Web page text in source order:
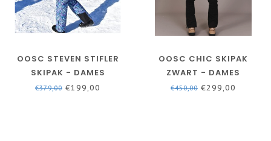
OOSC STEVEN STIFLER
SKIPAK - DAMES
€379,00 €199,00
OOSC CHIC SKIPAK
ZWART - DAMES
€450,00 €299,00